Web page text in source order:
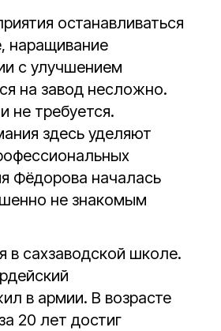
останавливаться
наращивание
с улучшением
на завод несложно.
не требуется.
здесь уделяют
Фёдорова началась
не знакомым
в сахзаводской школе.
в армии. В возрасте
20 лет достиг